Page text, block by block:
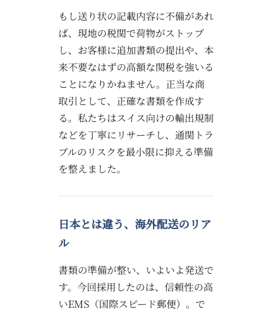
もし送り状の記載内容に不備があれ
ば、現地の税関で荷物がストップ
し、お客様に追加書類の提出や、本
来不要なはずの高額な関税を強いる
ことになりかねません。正当な商
取引として、正確な書類を作成す
る。私たちはスイス向けの輸出規制
などを丁寧にリサーチし、通関トラ
ブルのリスクを最小限に抑える準備
を整えました。
日本とは違う、海外配送のリア
ル
書類の準備が整い、いよいよ発送で
す。今回採用したのは、信頼性の高
いEMS（国際スピード郵便）。で